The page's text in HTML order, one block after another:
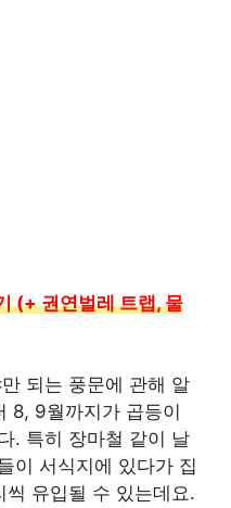
(+ 권연벌레 트랩, 물
되는 풍문에 관해 알
8, 9월까지가 곱등이
. 특히 장마철 같이 날
이 서식지에 있다가 집
유입될 수 있는데요.